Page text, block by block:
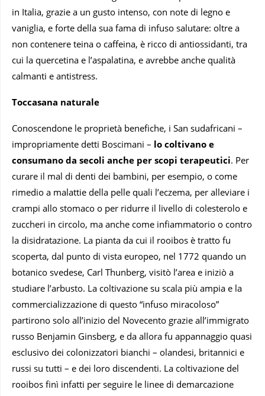
in Italia, grazie a un gusto intenso, con note di legno e
vaniglia, e forte della sua fama di infuso salutare: oltre a
non contenere teina o caffeina, è ricco di antiossidanti, tra
cui la quercetina e l’aspalatina, e avrebbe anche qualità
calmanti e antistress.
Toccasana naturale
Conoscendone le proprietà benefiche, i San sudafricani –
impropriamente detti Boscimani – lo coltivano e
consumano da secoli anche per scopi terapeutici. Per
curare il mal di denti dei bambini, per esempio, o come
rimedio a malattie della pelle quali l’eczema, per alleviare i
crampi allo stomaco o per ridurre il livello di colesterolo e
zuccheri in circolo, ma anche come infiammatorio o contro
la disidratazione. La pianta da cui il rooibos è tratto fu
scoperta, dal punto di vista europeo, nel 1772 quando un
botanico svedese, Carl Thunberg, visitò l’area e iniziò a
studiare l’arbusto. La coltivazione su scala più ampia e la
commercializzazione di questo “infuso miracoloso”
partirono solo all’inizio del Novecento grazie all’immigrato
russo Benjamin Ginsberg, e da allora fu appannaggio quasi
esclusivo dei colonizzatori bianchi – olandesi, britannici e
russi su tutti – e dei loro discendenti. La coltivazione del
rooibos finì infatti per seguire le linee di demarcazione